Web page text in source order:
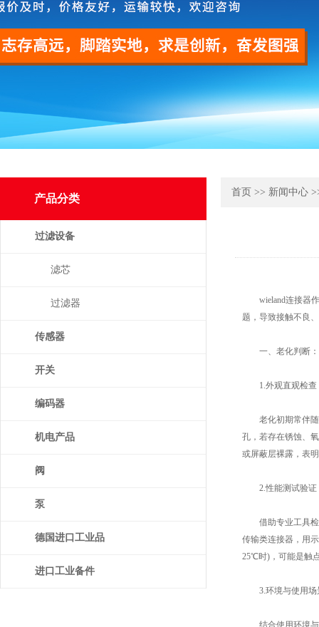
产品分类
过滤设备
滤芯
过滤器
传感器
开关
编码器
机电产品
阀
泵
德国进口工业品
进口工业备件
首页 >> 新闻中心
wieland连接器作
题，导致接触不良
一、老化判断：
1.外观直观检查​
老化初期常伴随
孔，若存在锈蚀、
或屏蔽层裸露，表
2.性能测试验证​
借助专业工具检
传输类连接器，用
25℃时)，可能是触
3.环境与使用场
结合使用环境与